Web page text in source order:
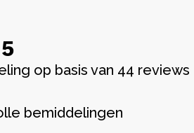
op basis van 44 reviews
bemiddelingen